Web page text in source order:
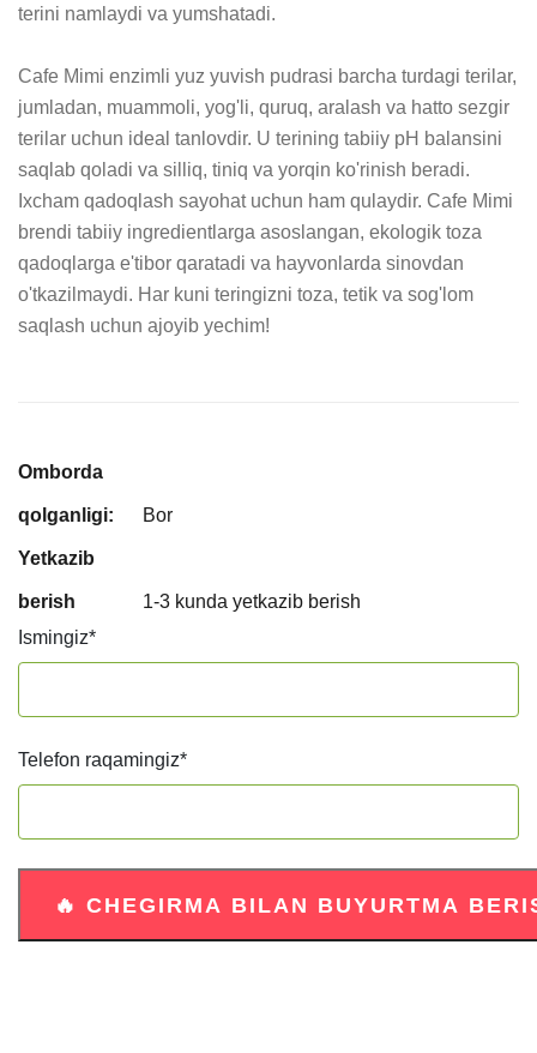
terini namlaydi va yumshatadi.
Cafe Mimi enzimli yuz yuvish pudrasi barcha turdagi terilar,
jumladan, muammoli, yog'li, quruq, aralash va hatto sezgir
terilar uchun ideal tanlovdir. U terining tabiiy pH balansini
saqlab qoladi va silliq, tiniq va yorqin ko'rinish beradi.
Ixcham qadoqlash sayohat uchun ham qulaydir. Cafe Mimi
brendi tabiiy ingredientlarga asoslangan, ekologik toza
qadoqlarga e'tibor qaratadi va hayvonlarda sinovdan
o'tkazilmaydi. Har kuni teringizni toza, tetik va sog'lom
saqlash uchun ajoyib yechim!
Omborda
qolganligi: Bor
Yetkazib
berish
1-3 kunda yetkazib berish
Ismingiz*
Telefon raqamingiz*